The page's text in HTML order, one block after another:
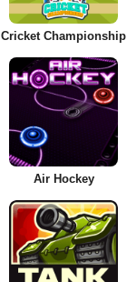
Cricket Championship
Air Hockey